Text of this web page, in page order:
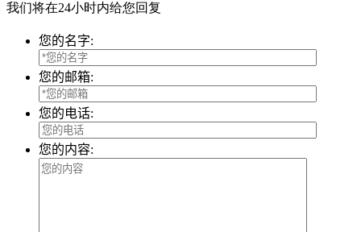
我们将在24小时内给您回复
您的名字:
您的邮箱:
您的电话:
您的内容: